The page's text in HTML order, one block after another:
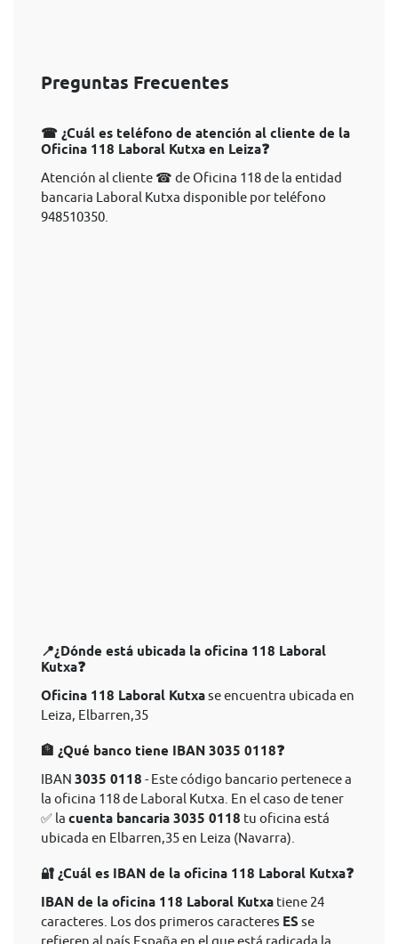
Preguntas Frecuentes
☎ ¿Cuál es teléfono de atención al cliente de la
Oficina 118 Laboral Kutxa en Leiza❓
Atención al cliente ☎ de Oficina 118 de la entidad
bancaria Laboral Kutxa disponible por teléfono
948510350.
📍¿Dónde está ubicada la oficina 118 Laboral
Kutxa❓
Oficina 118 Laboral Kutxase encuentra ubicada en
Leiza, Elbarren,35
🏦 ¿Qué banco tiene IBAN 3035 0118❓
IBAN 3035 0118 - Este código bancario pertenece a
la oficina 118 de Laboral Kutxa. En el caso de tener
✅ la cuenta bancaria 3035 0118 tu oficina está
ubicada en Elbarren,35 en Leiza (Navarra).
🔐 ¿Cuál es IBAN de la oficina 118 Laboral Kutxa❓
IBAN de la oficina 118 Laboral Kutxa tiene 24
caracteres. Los dos primeros caracteres ES se
refieren al país España en el que está radicada la